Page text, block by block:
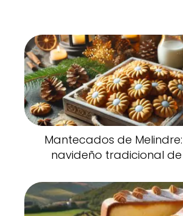
Mantecados de
navideño tradicional de